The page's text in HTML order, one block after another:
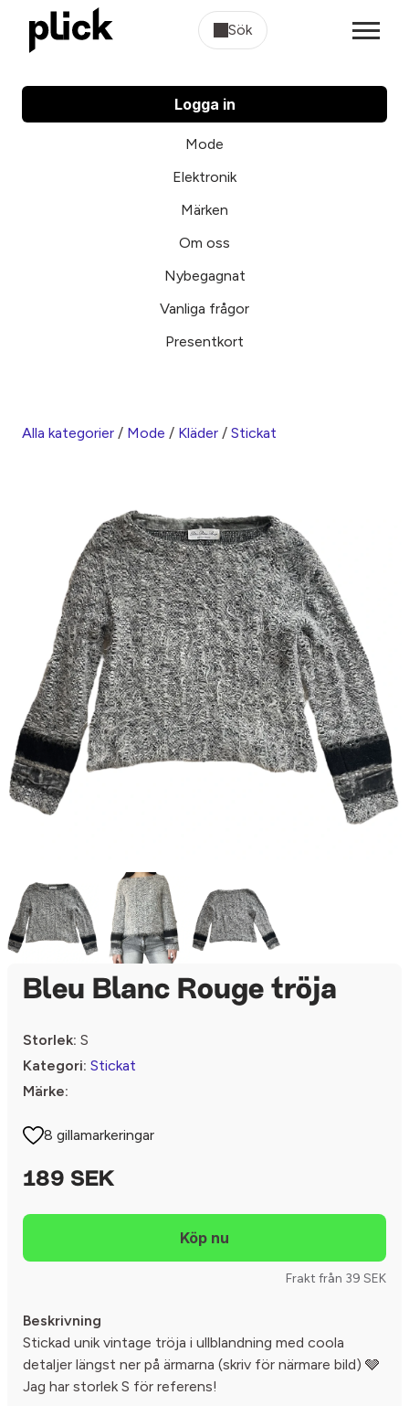
Sök
Logga in
Mode
Elektronik
Märken
Om oss
Nybegagnat
Vanliga frågor
Presentkort
Alla kategorier / Mode / Kläder / Stickat
Bleu Blanc Rouge tröja
Storlek: S
Kategori: Stickat
Märke:
8 gillamarkeringar
189 SEK
Frakt från 39 SEK
Beskrivning
Stickad unik vintage tröja i ullblandning med coola
detaljer längst ner på ärmarna (skriv för närmare bild) 🩶
Jag har storlek S för referens!